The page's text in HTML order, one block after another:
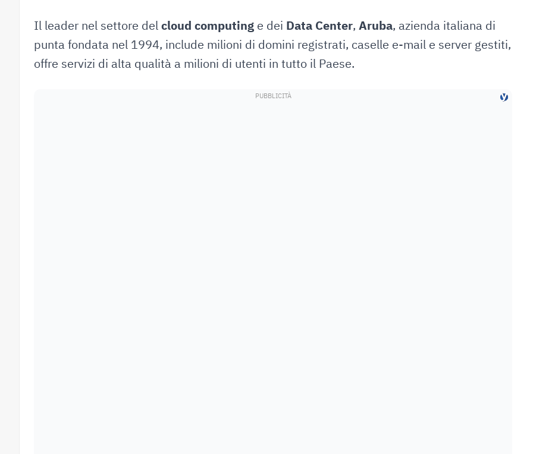
Il leader nel settore delcloud computing e dei Data Center, Aruba, azienda italiana di
punta fondata nel 1994, include milioni di domini registrati, caselle e-mail e server gestiti,
offre servizi di alta qualità a milioni di utenti in tutto il Paese.